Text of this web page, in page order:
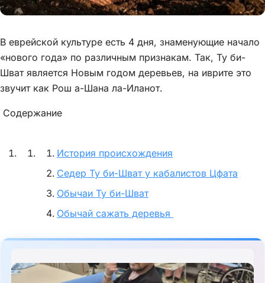
В еврейской культуре есть 4 дня, знаменующие начало
«нового года» по различным признакам. Так, Ту би-
Шват является Новым годом деревьев, на иврите это
звучит как Рош а-Шана ла-Иланот.
Содержание
История происхождения
Седер Ту би-Шват у кабалистов Цфата
Обычаи Ту би-Шват
Обычай сажать деревья